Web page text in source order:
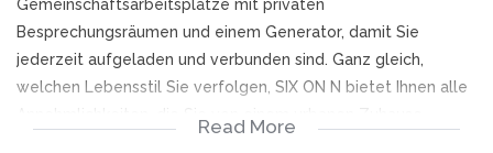
Gemeinschaftsarbeitsplätze mit privaten
Besprechungsräumen und einem Generator, damit Sie
jederzeit aufgeladen und verbunden sind. Ganz gleich,
welchen Lebensstil Sie verfolgen, SIX ON N bietet Ihnen alle
Read More